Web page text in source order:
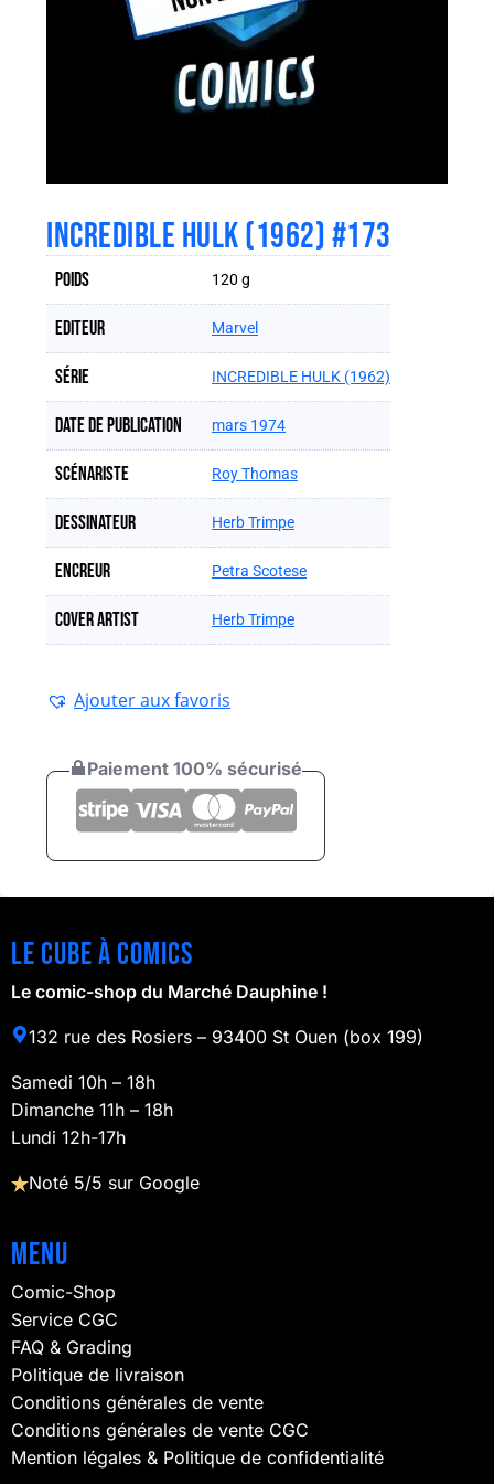
INCREDIBLE HULK (1962) #173
Poids 120 g
Editeur Marvel
Série INCREDIBLE HULK (1962)
Date de publication mars 1974
Scénariste Roy Thomas
Dessinateur Herb Trimpe
Encreur Petra Scotese
Cover artist Herb Trimpe
Ajouter aux favoris
Paiement 100% sécurisé
Le cube à comics
Le comic-shop du Marché Dauphine !
132 rue des Rosiers – 93400 St Ouen (box 199)
Samedi 10h – 18h
Dimanche 11h – 18h
Lundi 12h-17h
Noté 5/5 sur Google
Menu
Comic-Shop
Service CGC
FAQ & Grading
Politique de livraison
Conditions générales de vente
Conditions générales de vente CGC
Mention légales & Politique de confidentialité